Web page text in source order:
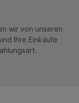
wir von unseren
Ihre Einkäufe